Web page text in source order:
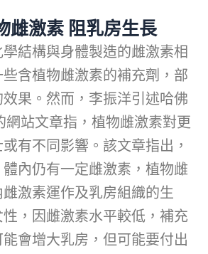
雌激素 阻乳房生長
結構與身體製造的雌激素相
含植物雌激素的補充劑，部
果。然而，李振洋引述哈佛
網站文章指，植物雌激素對更
有不同影響。該文章指出，
內仍有一定雌激素，植物雌
激素運作及乳房組織的生
，因雌激素水平較低，補充
會增大乳房，但可能要付出